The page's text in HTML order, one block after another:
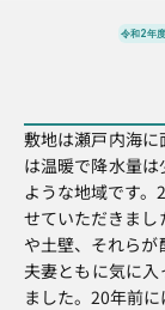
令和2年
敷地は瀬戸内海
は温暖で降水量
ような地域です
せていただきま
や土壁、それら
夫妻ともに気に
ました。20年前